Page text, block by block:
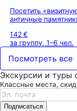
Посетить
античные
142 €
за группу, 1–6 чел.
Посмотреть все
Экскурсии и туры
Классные места,
Подписаться